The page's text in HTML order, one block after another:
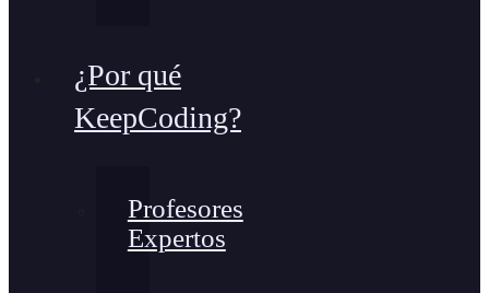
¿Por qué
KeepCoding?
Profesores
Expertos